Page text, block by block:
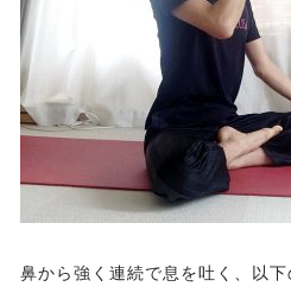
鼻から強く連続で息を吐く、以下